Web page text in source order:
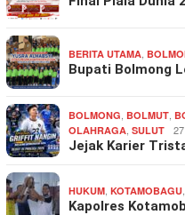
BERITA UTAMA
Bupati Bolmong
BOLMONG BOLMUT
OLAHRAGA SULUT
Jejak Karier
HUKUM KOTAMOBAGU
Kapolres